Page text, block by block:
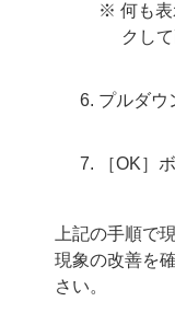
※ 何も表
クし
プルダウ
［OK］
上記の手順で
現象の改善を
さい。